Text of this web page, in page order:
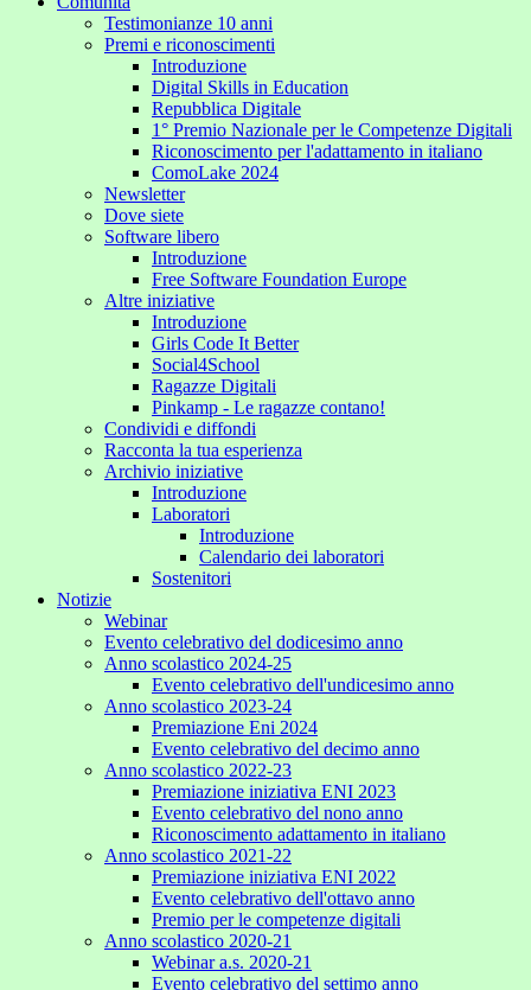
Testimonianze 10 anni
Premi e riconoscimenti
Introduzione
Digital Skills in Education
Repubblica Digitale
1° Premio Nazionale per le Competenze Digitali
Riconoscimento per l'adattamento in italiano
ComoLake 2024
Newsletter
Dove siete
Software libero
Introduzione
Free Software Foundation Europe
Altre iniziative
Introduzione
Girls Code It Better
Social4School
Ragazze Digitali
Pinkamp - Le ragazze contano!
Condividi e diffondi
Racconta la tua esperienza
Archivio iniziative
Introduzione
Laboratori
Introduzione
Calendario dei laboratori
Sostenitori
Notizie
Webinar
Evento celebrativo del dodicesimo anno
Anno scolastico 2024-25
Evento celebrativo dell'undicesimo anno
Anno scolastico 2023-24
Premiazione Eni 2024
Evento celebrativo del decimo anno
Anno scolastico 2022-23
Premiazione iniziativa ENI 2023
Evento celebrativo del nono anno
Riconoscimento adattamento in italiano
Anno scolastico 2021-22
Premiazione iniziativa ENI 2022
Evento celebrativo dell'ottavo anno
Premio per le competenze digitali
Anno scolastico 2020-21
Webinar a.s. 2020-21
Evento celebrativo del settimo anno